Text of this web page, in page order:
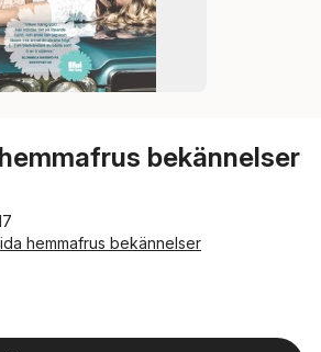
bekännelser
hemmafrus bekännelser
antal röster: